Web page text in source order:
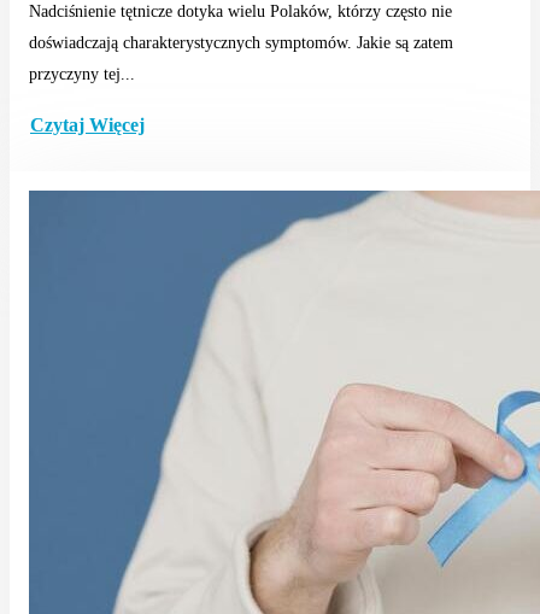
Nadciśnienie tętnicze dotyka wielu Polaków, którzy często nie
doświadczają charakterystycznych symptomów. Jakie są zatem
przyczyny tej...
Czytaj Więcej